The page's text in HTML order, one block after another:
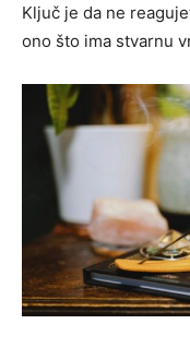
Ključ je da ne
ono što ima stvarnu